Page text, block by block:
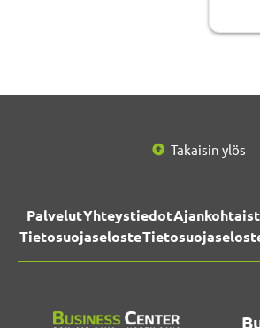
Takaisin ylös
PalvelutYhteystiedot
Tietosuojaseloste